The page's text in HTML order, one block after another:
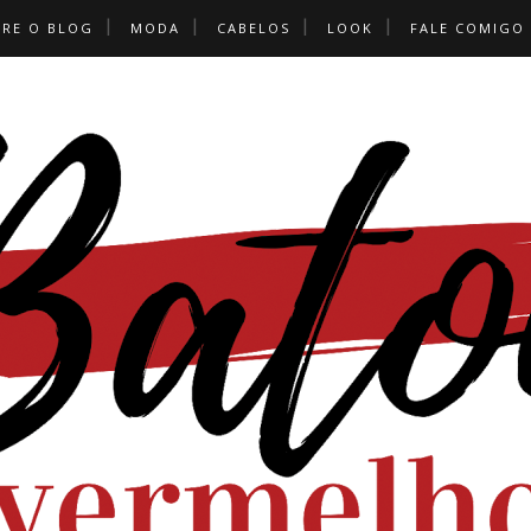
O BLOG MODA CABELOS LOOK FALE COMIGO